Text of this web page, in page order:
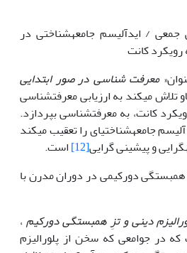
جمعی / ایدآلیسم جامعه­شناختی در
رویکرد کانت
معرفت شناسی در صور ابتدایی
تلاش می­کند به ارزیابی معرفت­شناسی
کانت، به معرفت­شناسی بپردازد.
آلیسم جامعه­شناختی­ای را تعقیب می­کند
و پیشینی گرایی[12]
است.
دورکیمی در دوران مدرن با
دینی و تزِ همبستگی دورکیم ،
در جوامعی که سخن از پلورالیزم